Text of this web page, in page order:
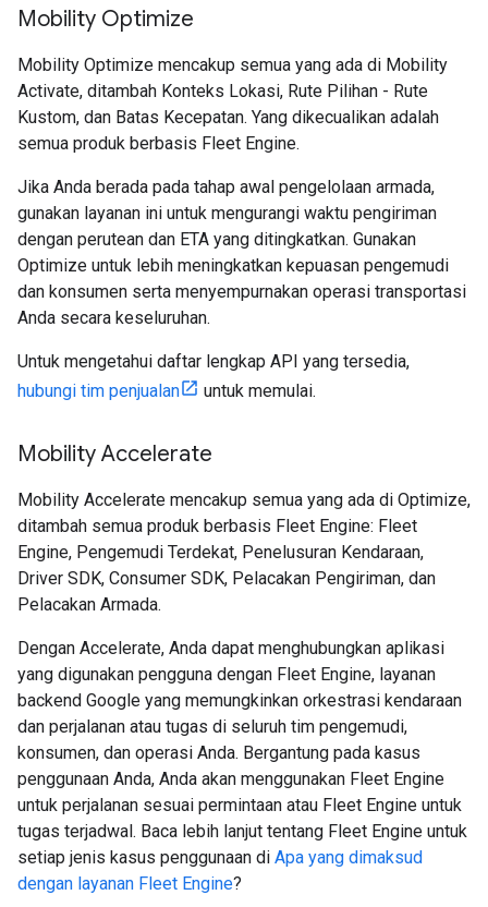
Mobility Optimize
Mobility Optimize mencakup semua yang ada di Mobility
Activate, ditambah Konteks Lokasi, Rute Pilihan - Rute
Kustom, dan Batas Kecepatan. Yang dikecualikan adalah
semua produk berbasis Fleet Engine.
Jika Anda berada pada tahap awal pengelolaan armada,
gunakan layanan ini untuk mengurangi waktu pengiriman
dengan perutean dan ETA yang ditingkatkan. Gunakan
Optimize untuk lebih meningkatkan kepuasan pengemudi
dan konsumen serta menyempurnakan operasi transportasi
Anda secara keseluruhan.
Untuk mengetahui daftar lengkap API yang tersedia,
hubungi tim penjualan
untuk memulai.
Mobility Accelerate
Mobility Accelerate mencakup semua yang ada di Optimize,
ditambah semua produk berbasis Fleet Engine: Fleet
Engine, Pengemudi Terdekat, Penelusuran Kendaraan,
Driver SDK, Consumer SDK, Pelacakan Pengiriman, dan
Pelacakan Armada.
Dengan Accelerate, Anda dapat menghubungkan aplikasi
yang digunakan pengguna dengan Fleet Engine, layanan
backend Google yang memungkinkan orkestrasi kendaraan
dan perjalanan atau tugas di seluruh tim pengemudi,
konsumen, dan operasi Anda. Bergantung pada kasus
penggunaan Anda, Anda akan menggunakan Fleet Engine
untuk perjalanan sesuai permintaan atau Fleet Engine untuk
tugas terjadwal. Baca lebih lanjut tentang Fleet Engine untuk
setiap jenis kasus penggunaan di Apa yang dimaksud
dengan layanan Fleet Engine?